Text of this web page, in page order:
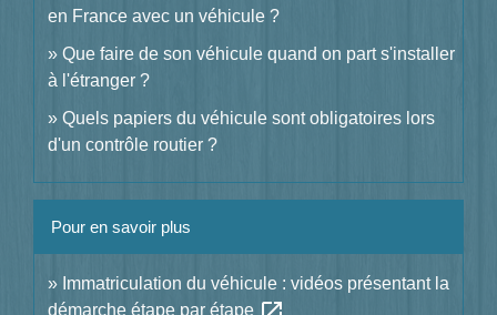
en France avec un véhicule ?
Que faire de son véhicule quand on part s'installer
à l'étranger ?
Quels papiers du véhicule sont obligatoires lors
d'un contrôle routier ?
Pour en savoir plus
Immatriculation du véhicule : vidéos présentant la
démarche étape par étape